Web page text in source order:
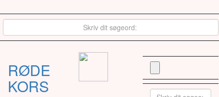
RØDE
KORS